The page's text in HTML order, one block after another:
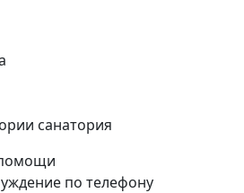
санатория
по телефону